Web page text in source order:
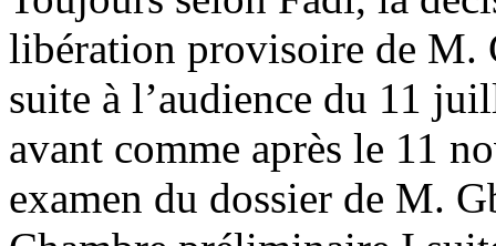
libération provisoire de M.
suite à l’audience du 11
avant comme après le 11
examen du dossier de M.